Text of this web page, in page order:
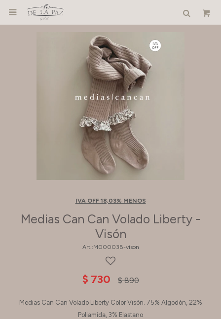

IVA OFF 18,03% MENOS
Medias Can Can Volado Liberty -
Visón
M00003B-vison
$ 730 $ 890
Medias Can Can Volado Liberty Color Visón. 75% Algodón, 22%
Poliamida, 3% Elastano